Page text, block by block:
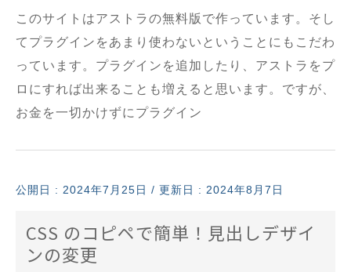
このサイトはアストラの無料版で作っています。そし
てプラグインをあまり使わないということにもこだわ
っています。プラグインを追加したり、アストラをプ
ロにすれば出来ることも増えると思います。ですが、
お金を一切かけずにプラグイン
公開日 : 2024年7月25日 / 更新日 : 2024年8月7日
CSS のコピペで簡単！見出しデザイ
ンの変更